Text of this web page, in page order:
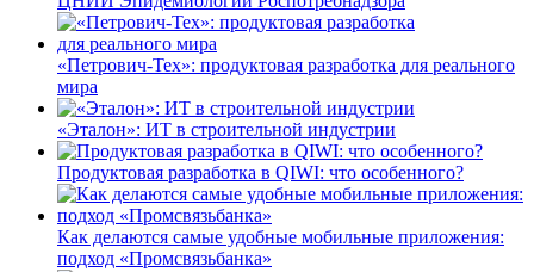
«Петрович-Тех»: продуктовая разработка для реального
мира
«Эталон»: ИТ в строительной индустрии
Продуктовая разработка в QIWI: что особенного?
Как делаются самые удобные мобильные приложения:
подход «Промсвязьбанка»